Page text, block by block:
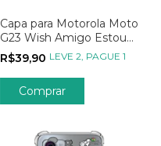
Capa para Motorola Moto
G23 Wish Amigo Estou
Aqui
R$39,90 LEVE 2, PAGUE 1
Comprar